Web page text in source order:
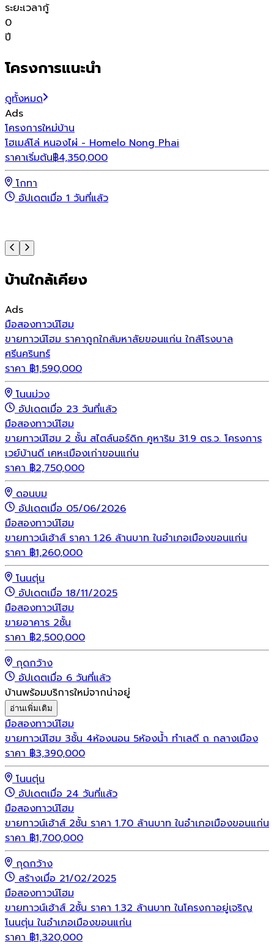
ระยะเวลากู้
0
ปี
โครงการแนะนำ
ดูทั้งหมด
Ads
โครงการใหม่บ้าน
โฮเมล์โล่ หนองไผ่ - Homelo Nong Phai
ราคาเริ่มต้น฿4,350,000
โกทา
อัปเดตเมื่อ 1 วันที่แล้ว
บ้านใกล้เคียง
Ads
มือสองทาวน์โฮม
ขายทาวน์โฮม ราคาถูกใกล้มหาลัยขอนแก่น ใกล้โรงบาล
ศรีนครินทร์
ราคา ฿1,590,000
โนนม่วง
อัปเดตเมื่อ 23 วันที่แล้ว
มือสองทาวน์โฮม
ขายทาวน์โฮม 2 ชั้น สไตล์นอร์ดิก คูหาริม 31.9 ตร.ว. โครงการ
เวย์บ้านดี เคหะเมืองเก่าขอนแก่น
ราคา ฿2,750,000
ดอนบม
อัปเดตเมื่อ 05/06/2026
มือสองทาวน์โฮม
ขายทาวน์เฮ้าส์ ราคา 1.26 ล้านบาท ในอำเภอเมืองขอนแก่น
ราคา ฿1,260,000
โนนตุ่น
อัปเดตเมื่อ 18/11/2025
มือสองทาวน์โฮม
ขายอาคาร 2ชั้น
ราคา ฿2,500,000
กุดกว้าง
อัปเดตเมื่อ 6 วันที่แล้ว
บ้านพร้อมบริการใหม่จากน่าอยู่
อ่านเพิ่มเติม
มือสองทาวน์โฮม
ขายทาวน์โฮม 3ชั้น 4ห้องนอน 5ห้องน้ำ ทำเลดี ถ กลางเมือง
ราคา ฿3,390,000
โนนตุ่น
อัปเดตเมื่อ 24 วันที่แล้ว
มือสองทาวน์โฮม
ขายทาวน์เฮ้าส์ 2ชั้น ราคา 1.70 ล้านบาท ในอำเภอเมืองขอนแก่น
ราคา ฿1,700,000
กุดกว้าง
สร้างเมื่อ 21/02/2025
มือสองทาวน์โฮม
ขายทาวน์เฮ้าส์ 2ชั้น ราคา 1.32 ล้านบาท ในโครงกาอยู่เจริญ
โนนตุ่น ในอำเภอเมืองขอนแก่น
ราคา ฿1,320,000